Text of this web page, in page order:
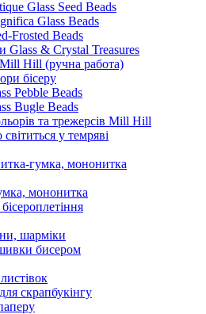
Glass Seed Beads
Glass Beads
Frosted Beads
Glass & Crystal Treasures
Hill (ручна работа)
бісеру
Pebble Beads
Bugle Beads
та трежерсів Mill Hill
у темряві
гумка, мононитка
мононитка
шарміки
бисером
скрапбукінгу